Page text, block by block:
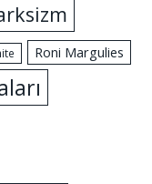
Roni Margulies